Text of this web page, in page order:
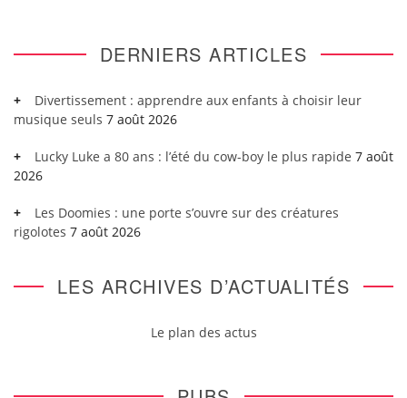
DERNIERS ARTICLES
Divertissement : apprendre aux enfants à choisir leur
musique seuls 7 août 2026
Lucky Luke a 80 ans : l’été du cow-boy le plus rapide 7 août
2026
Les Doomies : une porte s’ouvre sur des créatures
rigolotes 7 août 2026
LES ARCHIVES D’ACTUALITÉS
Le plan des actus